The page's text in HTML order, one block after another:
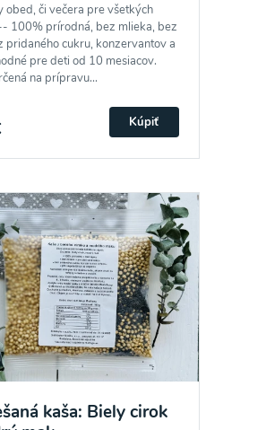
obed, či večera pre všetkých
100% prírodná, bez mlieka, bez
pridaného cukru, konzervantov a
pre deti od 10 mesiacov.
na prípravu...
Kúpiť
kaša: Biely cirok
Súhlasím